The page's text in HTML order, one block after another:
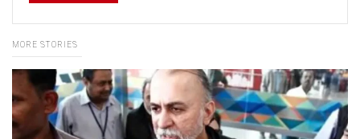
MORE STORIES